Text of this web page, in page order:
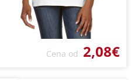
Cena od 2,08€